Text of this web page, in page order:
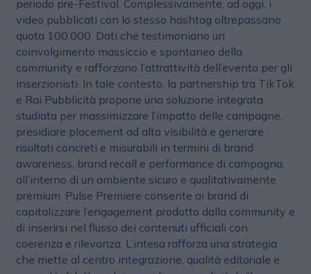
periodo pre-Festival. Complessivamente, ad oggi, i
video pubblicati con lo stesso hashtag oltrepassano
quota 100.000. Dati che testimoniano un
coinvolgimento massiccio e spontaneo della
community e rafforzano l’attrattività dell’evento per gli
inserzionisti. In tale contesto, la partnership tra TikTok
e Rai Pubblicità propone una soluzione integrata
studiata per massimizzare l’impatto delle campagne,
presidiare placement ad alta visibilità e generare
risultati concreti e misurabili in termini di brand
awareness, brand recall e performance di campagna,
all’interno di un ambiente sicuro e qualitativamente
premium. Pulse Premiere consente ai brand di
capitalizzare l’engagement prodotto dalla community e
di inserirsi nel flusso dei contenuti ufficiali con
coerenza e rilevanza. L’intesa rafforza una strategia
che mette al centro integrazione, qualità editoriale e